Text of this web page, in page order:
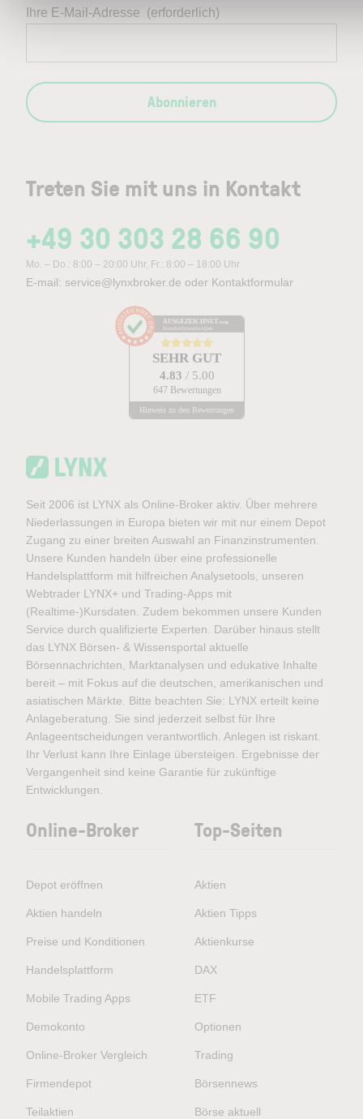
Treten Sie mit uns in Kontakt
+49 30 303 28 66 90
Mo. – Do.: 8:00 – 20:00 Uhr, Fr.: 8:00 – 18:00 Uhr
E-mail: service@lynxbroker.de oder Kontaktformular
AUSGEZEICHNET .org
Kundenbewertungen
SEHR GUT
4.83 / 5.00
647 Bewertungen
Hinweis zu den Bewertungen
Ihre E-Mail-Adresse (erforderlich)
Abonnieren
Seit 2006 ist LYNX als Online-Broker aktiv. Über mehrere
Niederlassungen in Europa bieten wir mit nur einem Depot
Zugang zu einer breiten Auswahl an Finanzinstrumenten.
Unsere Kunden handeln über eine professionelle
Handelsplattform mit hilfreichen Analysetools, unseren
Webtrader LYNX+ und Trading-Apps mit
(Realtime-)Kursdaten. Zudem bekommen unsere Kunden
Service durch qualifizierte Experten. Darüber hinaus stellt
das LYNX Börsen- & Wissensportal aktuelle
Börsennachrichten, Marktanalysen und edukative Inhalte
bereit – mit Fokus auf die deutschen, amerikanischen und
asiatischen Märkte. Bitte beachten Sie: LYNX erteilt keine
Anlageberatung. Sie sind jederzeit selbst für Ihre
Anlageentscheidungen verantwortlich. Anlegen ist riskant.
Ihr Verlust kann Ihre Einlage übersteigen. Ergebnisse der
Vergangenheit sind keine Garantie für zukünftige
Entwicklungen.
Online-Broker
Depot eröffnen
Aktien handeln
Preise und Konditionen
Handelsplattform
Mobile Trading Apps
Demokonto
Online-Broker Vergleich
Firmendepot
Teilaktien
Top-Seiten
Aktien
Aktien Tipps
Aktienkurse
DAX
ETF
Optionen
Trading
Börsennews
Börse aktuell